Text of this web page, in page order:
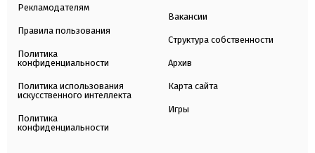
Рекламодателям
Правила пользования
Политика
конфиденциальности
Политика использования
искусственного интеллекта
Политика
конфиденциальности
Вакансии
Структура собственности
Архив
Карта сайта
Игры